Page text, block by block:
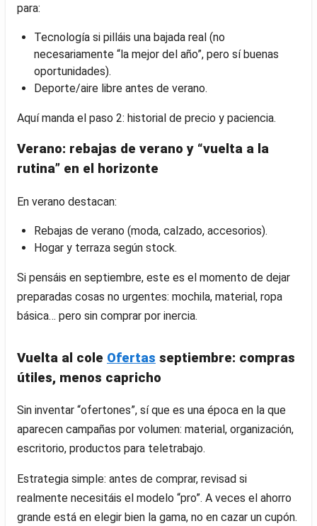
para:
Tecnología si pilláis una bajada real (no
necesariamente “la mejor del año”, pero sí buenas
oportunidades).
Deporte/aire libre antes de verano.
Aquí manda el paso 2: historial de precio y paciencia.
Verano: rebajas de verano y “vuelta a la
rutina” en el horizonte
En verano destacan:
Rebajas de verano (moda, calzado, accesorios).
Hogar y terraza según stock.
Si pensáis en septiembre, este es el momento de dejar
preparadas cosas no urgentes: mochila, material, ropa
básica… pero sin comprar por inercia.
Vuelta al cole Ofertas septiembre: compras
útiles, menos capricho
Sin inventar “ofertones”, sí que es una época en la que
aparecen campañas por volumen: material, organización,
escritorio, productos para teletrabajo.
Estrategia simple: antes de comprar, revisad si
realmente necesitáis el modelo “pro”. A veces el ahorro
grande está en elegir bien la gama, no en cazar un cupón.